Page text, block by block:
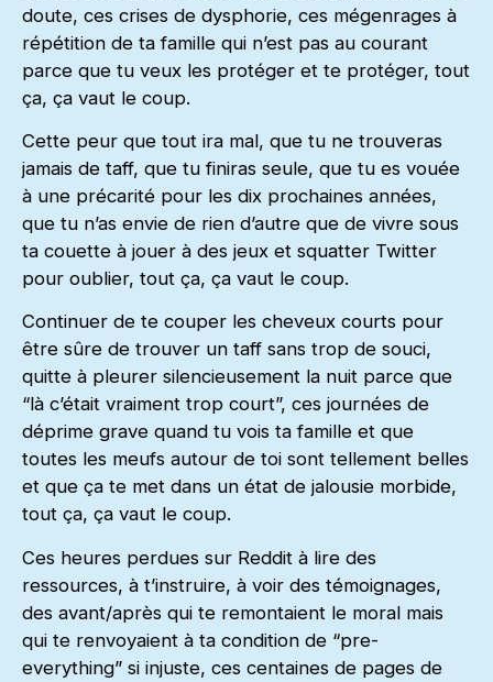
doute, ces crises de dysphorie, ces mégenrages à
répétition de ta famille qui n’est pas au courant
parce que tu veux les protéger et te protéger, tout
ça, ça vaut le coup.
Cette peur que tout ira mal, que tu ne trouveras
jamais de taff, que tu finiras seule, que tu es vouée
à une précarité pour les dix prochaines années,
que tu n’as envie de rien d’autre que de vivre sous
ta couette à jouer à des jeux et squatter Twitter
pour oublier, tout ça, ça vaut le coup.
Continuer de te couper les cheveux courts pour
être sûre de trouver un taff sans trop de souci,
quitte à pleurer silencieusement la nuit parce que
“là c’était vraiment trop court”, ces journées de
déprime grave quand tu vois ta famille et que
toutes les meufs autour de toi sont tellement belles
et que ça te met dans un état de jalousie morbide,
tout ça, ça vaut le coup.
Ces heures perdues sur Reddit à lire des
ressources, à t’instruire, à voir des témoignages,
des avant/après qui te remontaient le moral mais
qui te renvoyaient à ta condition de “pre-
everything” si injuste, ces centaines de pages de